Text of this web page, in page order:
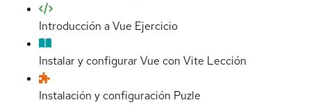
Introducción a Vue Ejercicio
Instalar y configurar Vue con Vite Lección
Instalación y configuración Puzle